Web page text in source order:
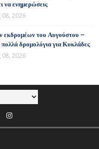
να ενημερώσεις
08, 2026
εκδρομέων του Αυγούστου –
δρομολόγια για Κυκλάδες
08, 2026